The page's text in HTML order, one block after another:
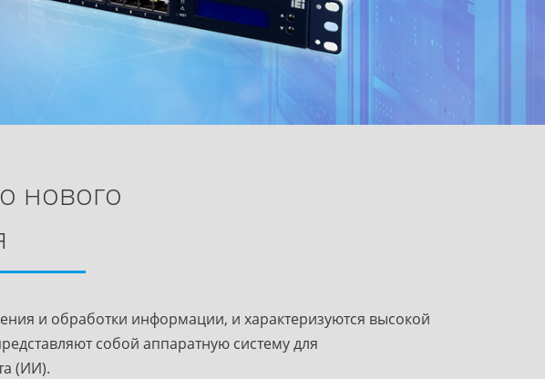
нового
и обработки информации, и характеризуются высокой
собой аппаратную систему для
(ИИ).